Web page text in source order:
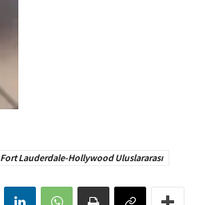
Fort Lauderdale-Hollywood Uluslararası